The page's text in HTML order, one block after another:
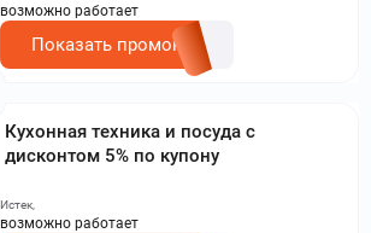
возможно работает
Показать промокод
Кухонная техника и посуда с
дисконтом 5% по купону
Истек,
возможно работает